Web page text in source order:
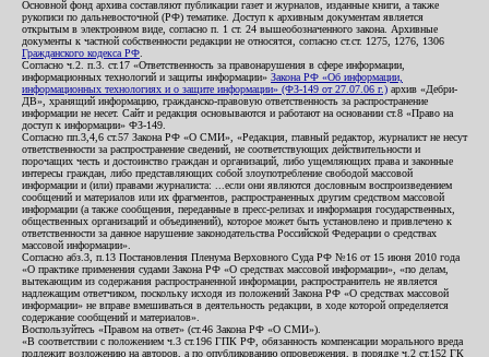
Основной фонд архива составляют публикации газет и журналов, изданные книги, а также
рукописи по дальневосточной (РФ) тематике. Доступ к архивным документам является
открытым в электронном виде, согласно п. 1 ст. 24 вышеобозначенного закона. Архивные
документы к частной собственности редакции не относятся, согласно ст.ст. 1275, 1276, 1306
Гражданского кодекса РФ
Согласно ч.2. п.3. ст.17 «Ответственность за правонарушения в сфере информации,
информационных технологий и защиты информации» Закона РФ «Об информации,
информационных технологиях и о защите информации» (ФЗ-149 от 27.07.06 г.) архив «Дебри-
ДВ», хранящий информацию, гражданско-правовую ответственность за распространение
информации не несет. Сайт и редакция основываются и работают на основании ст.8 «Право на
доступ к информации» ФЗ-149.
Согласно пп.3,4,6 ст.57 Закона РФ «О СМИ», «Редакция, главный редактор, журналист не несут
ответственности за распространение сведений, не соответствующих действительности и
порочащих честь и достоинство граждан и организаций, либо ущемляющих права и законные
интересы граждан, либо представляющих собой злоупотребление свободой массовой
информации и (или) правами журналиста: ...если они являются дословным воспроизведением
сообщений и материалов или их фрагментов, распространенных другим средством массовой
информации (а также сообщения, переданные в пресс-релизах и информация государственных,
общественных организаций и объединений), которое может быть установлено и привлечено к
ответственности за данное нарушение законодательства Российской Федерации о средствах
массовой информации».
Согласно абз.3, п.13 Постановления Пленума Верховного Суда РФ №16 от 15 июня 2010 года
«О практике применения судами Закона РФ «О средствах массовой информации», «по делам,
вытекающим из содержания распространенной информации, распространитель не является
надлежащим ответчиком, поскольку исходя из положений Закона РФ «О средствах массовой
информации» не вправе вмешиваться в деятельность редакции, в ходе которой определяется
содержание сообщений и материалов».
Воспользуйтесь «Правом на ответ» (ст.46 Закона РФ «О СМИ»).
«В соответствии с положением ч.3 ст.196 ГПК РФ, обязанность компенсации морального вреда
подлежит возложению на авторов, а по опубликованию опровержения, в порядке ч.2 ст.152 ГК